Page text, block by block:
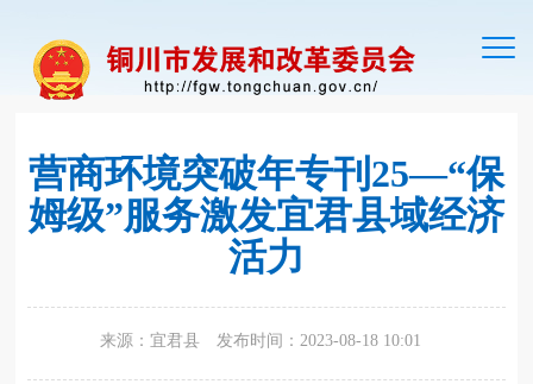
切
换
营商环境突破年专刊25—“保
姆级”服务激发宜君县域经济
活力
来源：宜君县 发布时间：2023-08-18 10:01